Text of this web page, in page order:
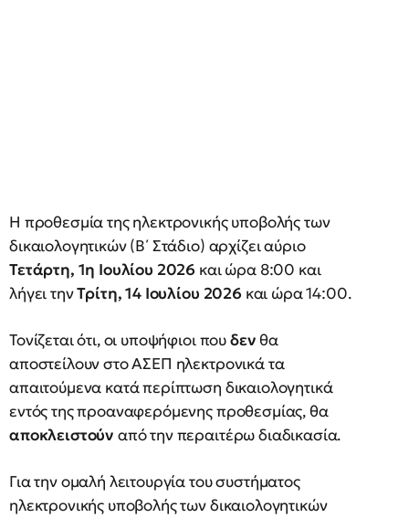
Η προθεσμία της ηλεκτρονικής υποβολής των
δικαιολογητικών (Β΄ Στάδιο) αρχίζει αύριο
Τετάρτη, 1η Ιουλίου 2026 και ώρα 8:00 και
λήγει τηνΤρίτη, 14 Ιουλίου 2026 και ώρα 14:00.
Τονίζεται ότι, οι υποψήφιοι πουδενθα
αποστείλουν στο ΑΣΕΠ ηλεκτρονικά τα
απαιτούμενα κατά περίπτωση δικαιολογητικά
εντός της προαναφερόμενης προθεσμίας, θα
αποκλειστούν από την περαιτέρω διαδικασία.
Για την ομαλή λειτουργία του συστήματος
ηλεκτρονικής υποβολής των δικαιολογητικών